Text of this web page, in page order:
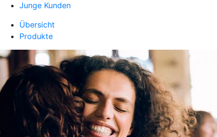
Junge Kunden
Übersicht
Produkte